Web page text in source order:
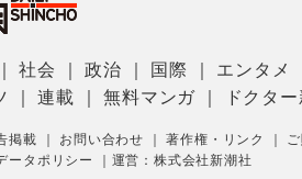
｜社会 ｜政治 国際 エンタメ
｜連載 ｜無料マンガ ドクタ
掲載 お問い合わせ ｜著作権・リンク
ータポリシー 運営：株式会社新潮社